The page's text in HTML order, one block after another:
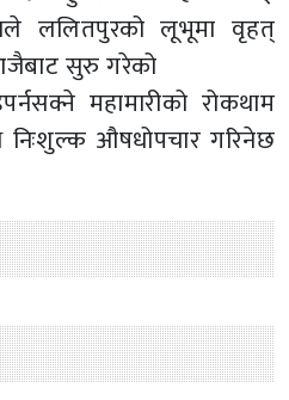
ललितपुरको लूभूमा वृहत्
सुरु गरेको
महामारीको रोकथाम
औषधोपचार गरिनेछ